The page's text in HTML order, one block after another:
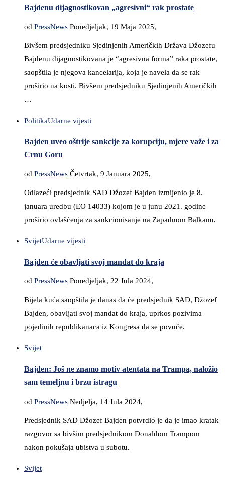
Bajdenu dijagnostikovan „agresivni“ rak prostate
od PressNews Ponedjeljak, 19 Maja 2025,
Bivšem predsjedniku Sjedinjenih Američkih Država Džozefu
Bajdenu dijagnostikovana je “agresivna forma” raka prostate,
saopštila je njegova kancelarija, koja je navela da se rak
proširio na kosti. Bivšem predsjedniku Sjedinjenih Američkih
…
PolitikaUdarne vijesti
Bajden uveo oštrije sankcije za korupciju, mjere važe i za
Crnu Goru
od PressNews Četvrtak, 9 Januara 2025,
Odlazeći predsjednik SAD Džozef Bajden izmijenio je 8.
januara uredbu (EO 14033) kojom je u junu 2021. godine
proširio ovlašćenja za sankcionisanje na Zapadnom Balkanu.
SvijetUdarne vijesti
Bajden će obavljati svoj mandat do kraja
od PressNews Ponedjeljak, 22 Jula 2024,
Bijela kuća saopštila je danas da će predsjednik SAD, Džozef
Bajden, obavljati svoj mandat do kraja, uprkos pozivima
pojedinih republikanaca iz Kongresa da se povuče.
Svijet
Bajden: Još ne znamo motiv atentata na Trampa, naložio
sam temeljnu i brzu istragu
od PressNews Nedjelja, 14 Jula 2024,
Predsjednik SAD Džozef Bajden potvrdio je da je imao kratak
razgovor sa bivšim predsjednikom Donaldom Trampom
nakon pokušaja ubistva u subotu.
Svijet